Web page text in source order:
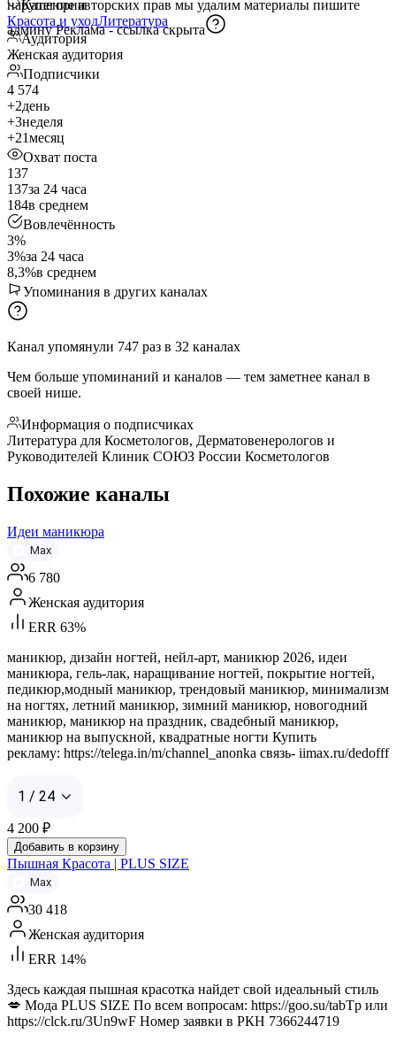
нарушение авторских прав мы удалим материалы пишите
админу Реклама -ссылка скрыта
Категории
Красота и уходЛитература
Аудитория
Женская аудитория
Подписчики
4 574
+2день
+3неделя
+21месяц
Охват поста
137
137за 24 часа
184в среднем
Вовлечённость
3%
3%за 24 часа
8,3%в среднем
Упоминания в других каналах
Канал упомянули 747 раз в 32 каналах
Чем больше упоминаний и каналов — тем заметнее канал в
своей нише.
Информация о подписчиках
Литература для Косметологов, Дерматовенерологов и
Руководителей Клиник СОЮЗ России Косметологов
Похожие каналы
Идеи маникюра
Max
6 780
Женская аудитория
ERR 63%
маникюр, дизайн ногтей, нейл-арт, маникюр 2026, идеи
маникюра, гель-лак, наращивание ногтей, покрытие ногтей,
педикюр,модный маникюр, трендовый маникюр, минимализм
на ногтях, летний маникюр, зимний маникюр, новогодний
маникюр, маникюр на праздник, свадебный маникюр,
маникюр на выпускной, квадратные ногти Купить
рекламу: https://telega.in/m/channel_anonka связь- iimax.ru/dedofff
1 / 24
4 200 ₽
Добавить в корзину
Пышная Красота | PLUS SIZE
Max
30 418
Женская аудитория
ERR 14%
Здесь каждая пышная красотка найдет свой идеальный стиль
💋 Мода PLUS SIZE По всем вопросам: https://goo.su/tabTp или
https://clck.ru/3Un9wF Номер заявки в РКН 7366244719